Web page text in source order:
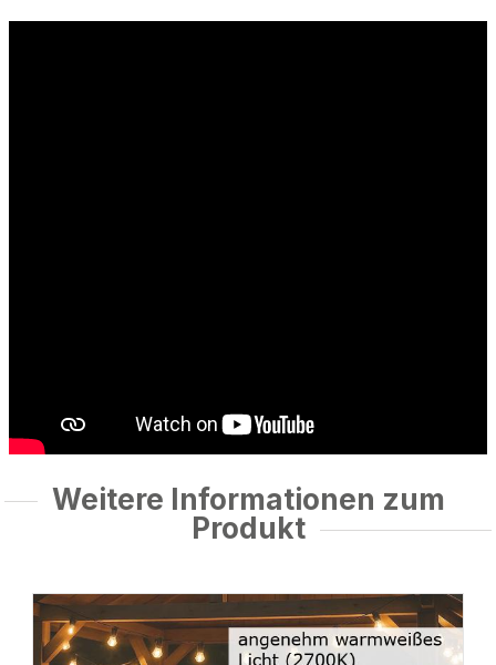
Weitere Informationen zum
Produkt